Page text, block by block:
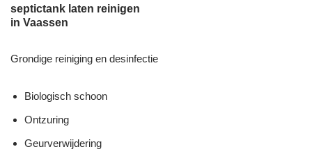
septictank laten reinigen
in Vaassen
Grondige reiniging en desinfectie
Biologisch schoon
Ontzuring
Geurverwijdering